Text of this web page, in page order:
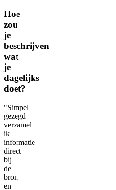
Hoe
zou
je
beschrijven
wat
je
dagelijks
doet?
"Simpel
gezegd
verzamel
ik
informatie
direct
bij
de
bron
en